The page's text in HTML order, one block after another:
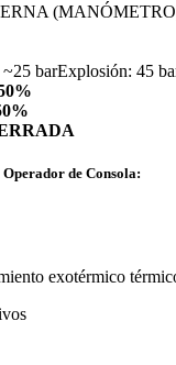
~25 barExplosión: 45
%
%
de Consola:
exotérmico